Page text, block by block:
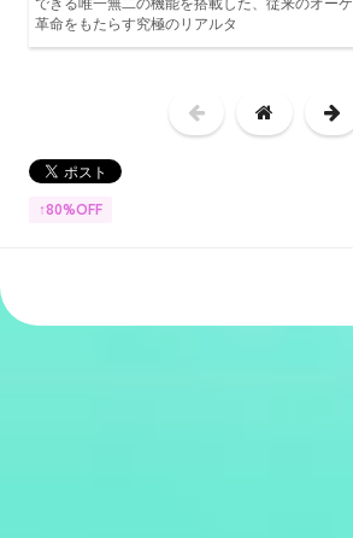
革命をもたらす究極のリアルタ
↑80%OFF